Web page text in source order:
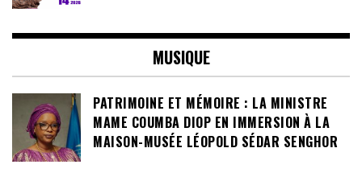
MUSIQUE
PATRIMOINE ET MÉMOIRE : LA MINISTRE
MAME COUMBA DIOP EN IMMERSION À LA
MAISON-MUSÉE LÉOPOLD SÉDAR SENGHOR